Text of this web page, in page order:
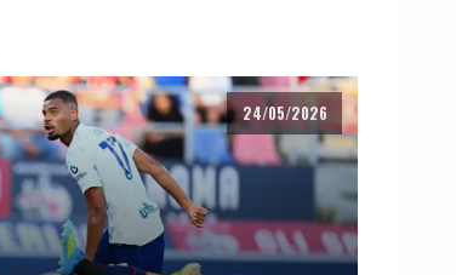
24/05/2026